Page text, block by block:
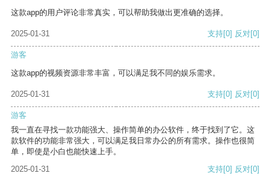
这款app的用户评论非常真实，可以帮助我做出更准确的选择。
2025-01-31 支持[0] 反对[0]
游客
这款app的视频资源非常丰富，可以满足我不同的娱乐需求。
2025-01-31 支持[0] 反对[0]
游客
我一直在寻找一款功能强大、操作简单的办公软件，终于找到了它。这
款软件的功能非常强大，可以满足我日常办公的所有需求。操作也很简
单，即使是小白也能快速上手。
2025-01-31
支持[0] 反对[0]